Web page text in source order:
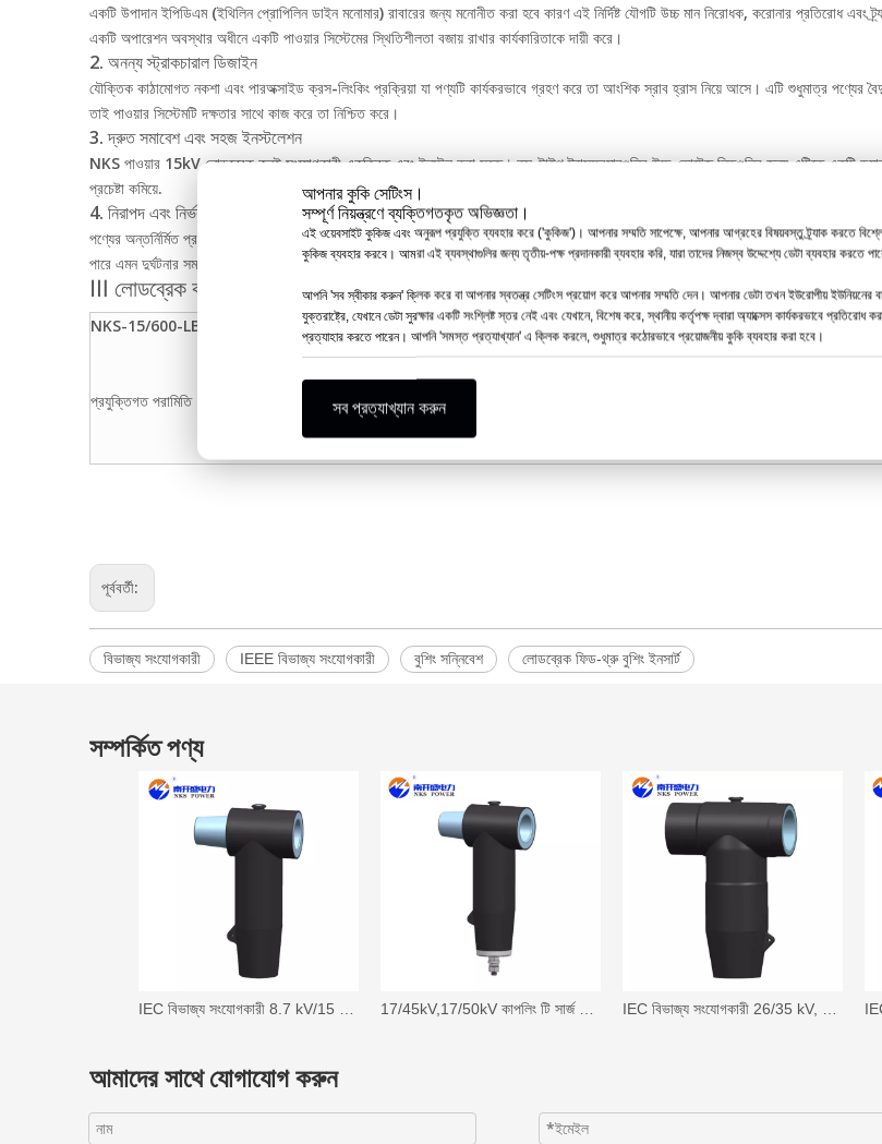
আপনার কুকি সেটিংস।
সম্পূর্ণ নিয়ন্ত্রণে ব্যক্তিগতকৃত অভিজ্ঞতা।
এই ওয়েবসাইট কুকিজ এবং অনুরূপ প্রযুক্তি ব্যবহার করে ('কুকিজ')। আপনার সম্মতি সাপেক্ষে, আপনার আগ্রহের বিষয়বস্তু ট্র্যাক করতে
কুকিজ ব্যবহার করবে। আমরা এই ব্যবস্থাগুলির জন্য তৃতীয়-পক্ষ প্রদানকারী ব্যবহার করি, যারা তাদের নিজস্ব উদ্দেশ্যে ডেটা ব্যবহার করতে
আপনি 'সব স্বীকার করুন' ক্লিক করে বা আপনার স্বতন্ত্র সেটিংস প্রয়োগ করে আপনার সম্মতি দেন। আপনার ডেটা তখন ইউরোপীয় ইউনিয়নের
যুক্তরাষ্ট্রে, যেখানে ডেটা সুরক্ষার একটি সংশ্লিষ্ট স্তর নেই এবং যেখানে, বিশেষ করে, স্থানীয় কর্তৃপক্ষ দ্বারা অ্যাক্সেস কার্যকরভাবে
প্রত্যাহার করতে পারেন। আপনি 'সমস্ত প্রত্যাখ্যান' এ ক্লিক করলে, শুধুমাত্র কঠোরভাবে প্রয়োজনীয় কুকি ব্যবহার করা হবে।
সব প্রত্যাখ্যান করুন
একটি উপাদান ইপিডিএম (ইথিলিন প্রোপিলিন ডাইন মনোমার) রাবারের জন্য মনোনীত করা হবে কারণ এই নির্দিষ্ট যৌগটি উচ্চ মান নিরোধক, করোনার প্রতিরোধ
একটি অপারেশন অবস্থার অধীনে একটি পাওয়ার সিস্টেমের স্থিতিশীলতা বজায় রাখার কার্যকারিতাকে দায়ী করে।
2. অনন্য স্ট্রাকচারাল ডিজাইন
যৌক্তিক কাঠামোগত নকশা এবং পারঅক্সাইড ক্রস-লিংকিং প্রক্রিয়া যা পণ্যটি কার্যকরভাবে গ্রহণ করে তা আংশিক স্রাব হ্রাস নিয়ে আসে। এটি শুধুমাত্র
তাই পাওয়ার সিস্টেমটি দক্ষতার সাথে কাজ করে তা নিশ্চিত করে।
3. দ্রুত সমাবেশ এবং সহজ ইনস্টলেশন
NKS পাওয়ার 15kV লোডব্রেক কনুই সংযোগকারী একত্রিত এবং ইনস্টল করা সহজ। বক্স-টাইপ ট্রান্সফরমারগুলির উচ্চ-ভোল্টেজ লিডগুলির জন্য এটিতে একটি
প্রচেষ্টা কমিয়ে.
4. নিরাপদ এবং নির্ভরযোগ্য সংযোগ
পণ্যের অন্তর্নির্মিত প্রসার্য শক্তি বৃদ্ধির নকশা 400N এর একটি টান বল নিশ্চিত করতে পারে, এমনকি কঠোর পরিবেশের পরিস্থিতিতেও সংযোগের স্থিতিশীলতা
পারে এমন দুর্ঘটনার সম্ভাবনাও কমিয়ে দেয়।
Ⅲ লোডব্রেক কনুই সংযোগকারীর বৈদ্যুতিক কর্মক্ষমতা পরামিতি
NKS-15/600-LBI আইটেম
প্রযুক্তিগত পরামিতি
সিস্টেম ভোল্টেজ
রেট করা বর্তমান
পূর্ববর্তী:
বিভাজ্য সংযোগকারী IEEE বিভাজ্য সংযোগকারী বুশিং সন্নিবেশ লোডব্রেক ফিড-থ্রু বুশিং ইনসার্ট
সম্পর্কিত পণ্য
আমাদের সাথে যোগাযোগ করুন